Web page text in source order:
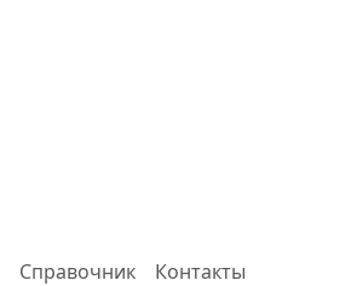
Справочник
Контакты